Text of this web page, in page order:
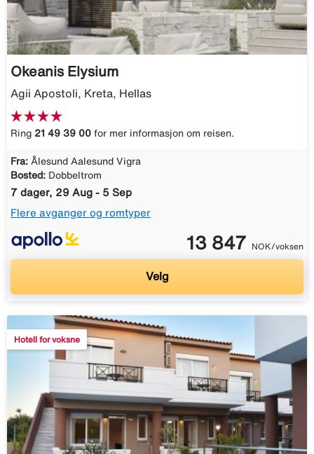
Okeanis Elysium
Agii Apostoli, Kreta, Hellas
Ring 21 49 39 00 for mer informasjon om reisen.
Fra: Ålesund Aalesund Vigra
Bosted: Dobbeltrom
7 dager, 29 Aug - 5 Sep
Flere avganger og romtyper
13 847 NOK/voksen
Velg
Hotell for voksne